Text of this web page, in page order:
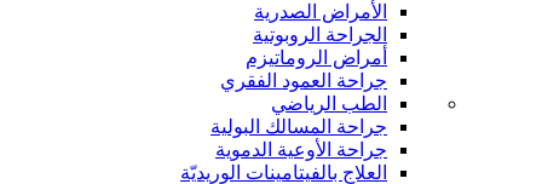
الأمراض الصدرية
الجراحة الروبوتية
أمراض الروماتيزم
جراحة العمود الفقري
الطب الرياضي
جراحة المسالك البولية
جراحة الأوعية الدموية
العلاج بالفيتامينات الوريديّة